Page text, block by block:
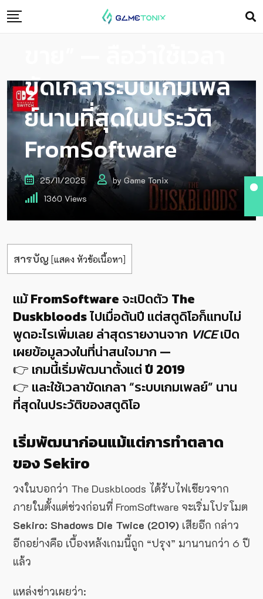
“ก่อน Sekiro วาง
ขัดเกลาระบบเกมเพล
ย์นานที่สุดในประวัติ
FromSoftware
25/11/2025 by Game Tonix
1360 Views
สารบัญ [แสดง หัวข้อเนื้อหา]
แม้FromSoftware จะเปิดตัว The
Duskbloodsไปเมื่อต้นปี แต่สตูดิโอก็แทบไม่
พูดอะไรเพิ่มเลย ล่าสุดรายงานจาก VICEเปิด
เผยข้อมูลวงในที่น่าสนใจมาก —
👉 เกมนี้เริ่มพัฒนาตั้งแต่ปี 2019
👉 และใช้เวลาขัดเกลา “ระบบเกมเพลย์” นาน
ที่สุดในประวัติของสตูดิโอ
เริ่มพัฒนาก่อนแม้แต่การทำตลาด
ของ Sekiro
วงในบอกว่า The Duskbloods ได้รับไฟเขียวจาก
ภายในตั้งแต่ช่วงก่อนที่ FromSoftware จะเริ่มโปรโมต
Sekiro: Shadows Die Twice (2019) เสียอีก กล่าว
อีกอย่างคือ เบื้องหลังเกมนี้ถูก “ปรุง” มานานกว่า 6 ปี
แล้ว
แหล่งข่าวเผยว่า: